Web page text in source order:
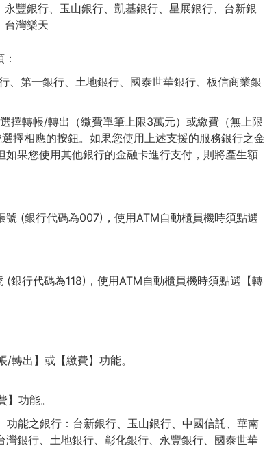
豐銀行、玉山銀行、凱基銀行、星展銀行、台新銀
台灣樂天
、第一銀行、土地銀行、國泰世華銀行、板信商業銀
擇轉帳/轉出（繳費單筆上限3萬元）或繳費（無上限
擇相應的按鈕。如果您使用上述支援的服務銀行之金
果您使用其他銀行的金融卡進行支付，則將產生額
號 (銀行代碼為007)，使用ATM自動櫃員機時須點選
銀行代碼為118)，使用ATM自動櫃員機時須點選【轉
轉出】或【繳費】功能。
功能。
功能之銀行：台新銀行、玉山銀行、中國信託、華南
灣銀行、土地銀行、彰化銀行、永豐銀行、國泰世華